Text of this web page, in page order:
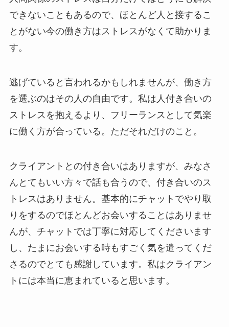
できないこともあるので、ほとんど人と接するこ
とがない今の働き方はストレスがなくて助かりま
す。
逃げていると言われるかもしれませんが、働き方
を選ぶのはその人の自由です。私は人付き合いの
ストレスを抱えるより、フリーランスとして気楽
に働く方が合っている。ただそれだけのこと。
クライアントとの付き合いはありますが、みなさ
んとてもいい方々で話も合うので、付き合いのス
トレスはありません。基本的にチャットでやり取
りをするのでほとんどお会いすることはありませ
んが、チャットでは丁寧に対応してくださいます
し、たまにお会いする時もすごく気を遣ってくだ
さるのでとても感謝しています。私はクライアン
トには本当に恵まれていると思います。